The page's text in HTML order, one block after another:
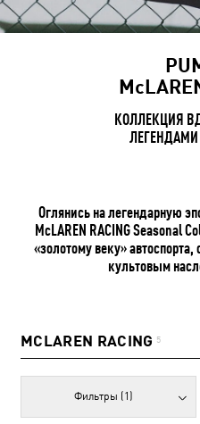
КОЛЛЕКЦИЯ
ЛЕГЕНДАМИ
Оглянись на легендарную
McLAREN RACING Seasonal
«золотому веку»
культовым
MCLAREN RACING 5
Фильтры (1)